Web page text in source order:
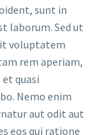
sunt in
laborum. Sed ut
voluptatem
rem aperiam,
quasi
Nemo enim
aut odit aut
eos qui ratione